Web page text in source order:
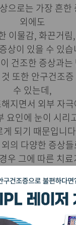
으로는 가장 흔한
외에도
이물감, 화끈거
상이 있을 수 있습
건조한 증상과
또한 안구건조
수 있는데,
지면서 외부 자
요인에 눈이 시리
게 되기 때문입니
의 다양한 증상
우 그에 따른 치